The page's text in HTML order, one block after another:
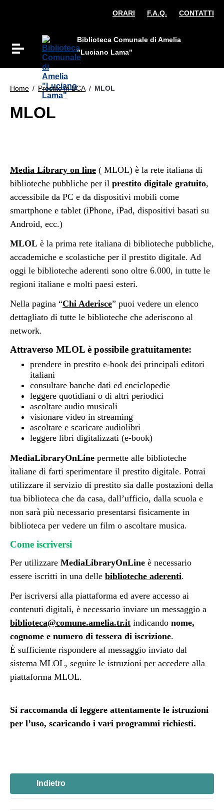
Vai al menu di navigazioneORARI F.A.Q. CONTATTI
Attiva / disattiva la navigazione
Biblioteca Comunale di Amelia
"Luciano Lama"
Home / Prestito in BCA / MLOL
MLOL
Indietro
Media Library on line ( MLOL) è la rete italiana di
biblioteche pubbliche per il prestito digitale gratuito,
accessibile da PC e da dispositivi mobili come
smartphone e tablet (iPhone, iPad, dispositivi basati su
Android, ecc.)
MLOL è la prima rete italiana di biblioteche pubbliche,
accademiche e scolastiche per il prestito digitale. Ad
oggi le biblioteche aderenti sono oltre 6.000, in tutte le
regioni italiane e molti paesi esteri.
Nella pagina “Chi Aderisce” puoi vedere un elenco
dettagliato di tutte le biblioteche che aderiscono al
network.
Attraverso MLOL è possibile gratuitamente:
prendere in prestito e-book dei principali editori
italiani
consultare banche dati ed enciclopedie
leggere quotidiani o di altri periodici
ascoltare audio musicali
visionare video in streaming
ascoltare e scaricare audiolibri
leggere libri digitalizzati (e-book)
MediaLibraryOnLine permette alle biblioteche
italiane di farti sperimentare il prestito digitale. Potrai
utilizzare il servizio di prestito sia dalle postazioni della
tua biblioteca che da casa, dall’ufficio, dalla scuola e
non sarà più necessario presentarsi fisicamente in
biblioteca per vedere un film o ascoltare musica.
Come iscriversi
Per utilizzare MediaLibraryOnLine è necessario
essere iscritti in una delle biblioteche aderenti.
Per iscriversi alla piattaforma ed avere accesso ai
contenuti digitali, è necessario inviare un messaggio a
biblioteca@comune.amelia.tr.it indicando nome,
cognome e numero di tessera di iscrizione.
È sufficiente rispondere al messaggio inviato dal
sistema MLOL, seguire le istruzioni per accedere alla
piattaforma MLOL.
Si raccomanda di leggere attentamente le istruzioni
per l’uso, scaricando i vari programmi richiesti.